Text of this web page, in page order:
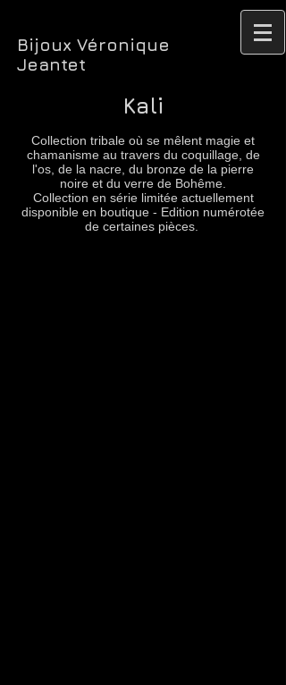
Bijoux Véronique
Jeantet
Kali
Collection tribale où se mêlent magie et
chamanisme au travers du coquillage, de
l'os, de la nacre, du bronze de la pierre
noire et du verre de Bohême.
Collection en série limitée actuellement
disponible en boutique - Edition numérotée
de certaines pièces.